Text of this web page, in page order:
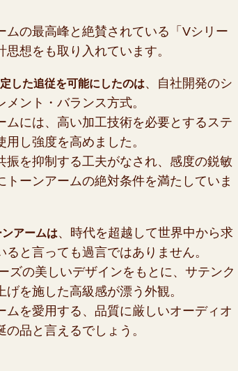
ムの最高峰と絶賛されている「Vシリー
思想をも取り入れています。
した追従を可能にしたのは、自社開発のシ
メント・バランス方式。
ムには、高い加工技術を必要とするステ
用し強度を高めました。
振を抑制する工夫がなされ、感度の鋭敏
トーンアームの絶対条件を満たしていま
アームは、時代を超越して世界中から求
ると言っても過言ではありません。
ズの美しいデザインをもとに、サテンク
げを施した高級感が漂う外観。
ムを愛用する、品質に厳しいオーディオ
の品と言えるでしょう。